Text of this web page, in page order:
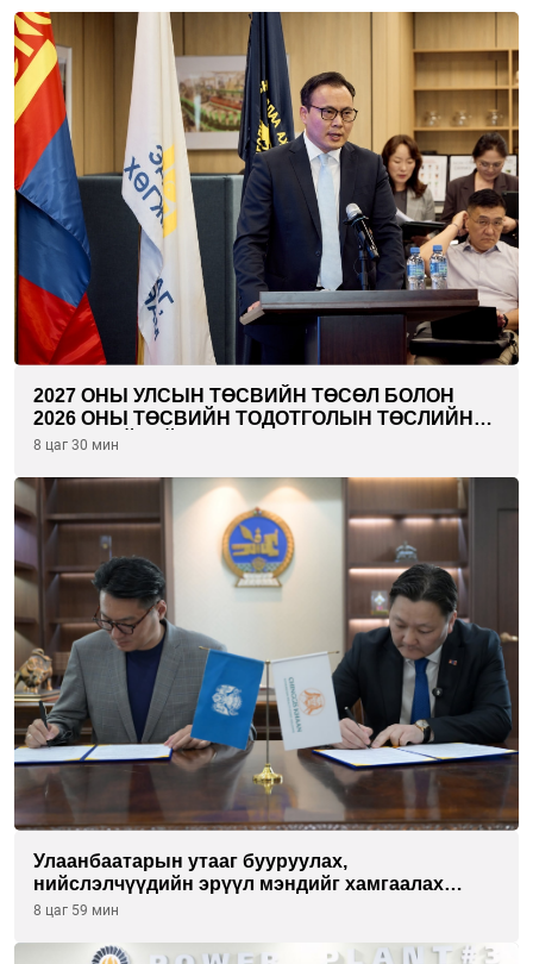
2027 ОНЫ УЛСЫН ТӨСВИЙН ТӨСӨЛ БОЛОН
2026 ОНЫ ТӨСВИЙН ТОДОТГОЛЫН ТӨСЛИЙН
ОЛОН НИЙТИЙН ХЭЛЭЛЦҮҮЛЭГ БОЛЛОО
8 цаг 30 мин
Улаанбаатарын утааг бууруулах,
нийслэлчүүдийн эрүүл мэндийг хамгаалах
төслийг “Чингис хаан баялгийн сан нэгдэл” ХХК-
8 цаг 59 мин